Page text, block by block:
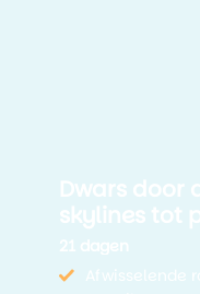
Dwars door
skylines tot
21 dagen
Afwisselende